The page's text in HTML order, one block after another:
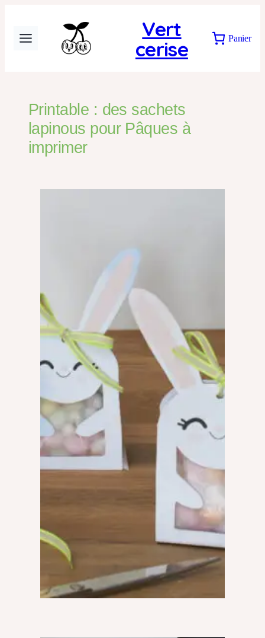
Vert
cerise
Panier
Printable : des sachets
lapinous pour Pâques à
imprimer